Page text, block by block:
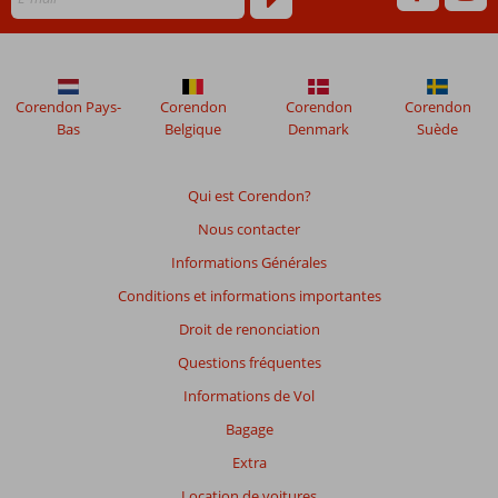
48
ne
sont
plus
Qui est Corendon?
Nous contacter
Informations Générales
Conditions et informations importantes
Droit de renonciation
Questions fréquentes
Informations de Vol
Bagage
Extra
Corendon Pays-
Bas
Corendon
Belgique
Corendon
Denmark
Corendon
Suède